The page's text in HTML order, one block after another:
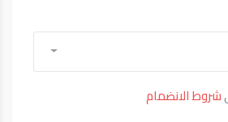
شروط الانضمام